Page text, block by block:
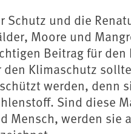
Schutz und die
Moore und
Beitrag für
den Klimaschutz
werden, denn
Sind diese
Mensch, werden sie